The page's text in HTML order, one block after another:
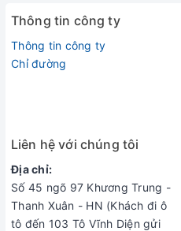
Thông tin công ty
Thông tin công ty
Chỉ đường
Liên hệ với chúng tôi
Địa chỉ:
Số 45 ngõ 97 Khương Trung -
Thanh Xuân - HN (Khách đi ô
tô đến 103 Tô Vĩnh Diện gửi